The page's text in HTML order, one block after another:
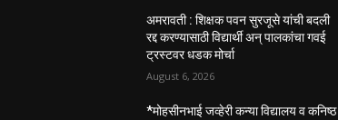
अमरावती : शिक्षक पवन सुरजूसे यांची बदली
रद्द करण्यासाठी विद्यार्थी अन् पालकांचा गवई
ट्रस्टवर धडक मोर्चा
August 6, 2026
*मोहसीनभाई जव्हेरी कन्या विद्यालय व कनिष्ठ